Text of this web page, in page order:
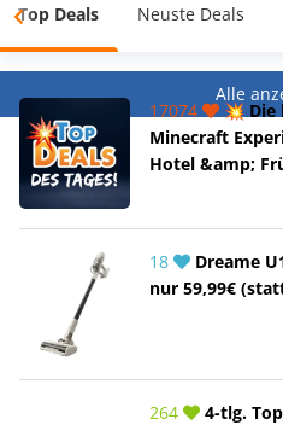
Top Deals Neuste Deals
Alle
17074
💥 Die
Minecraft
Hotel &amp;
18
Dreame
nur 59,99€
264
4-tlg.